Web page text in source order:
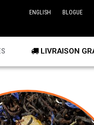
ENGLISH BLOGUE
LIVRAISON